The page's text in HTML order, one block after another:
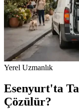
Yerel Uzmanlık
Esenyurt'ta
Çözülür?